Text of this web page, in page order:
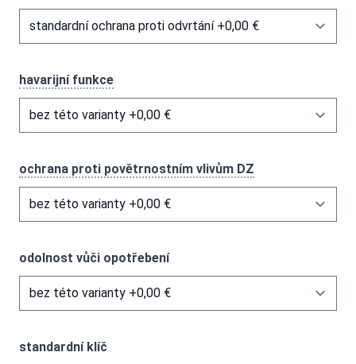
havarijní funkce
ochrana proti povětrnostním vlivům DZ
odolnost vůči opotřebení
standardní klíč